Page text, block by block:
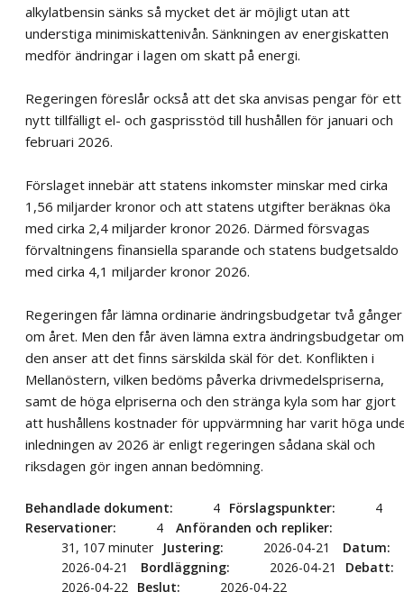
alkylatbensin sänks så mycket det är möjligt utan att
understiga minimiskattenivån. Sänkningen av energiskatten
medför ändringar i lagen om skatt på energi.
Regeringen föreslår också att det ska anvisas pengar för ett
nytt tillfälligt el- och gasprisstöd till hushållen för januari och
februari 2026.
Förslaget innebär att statens inkomster minskar med cirka
1,56 miljarder kronor och att statens utgifter beräknas öka
med cirka 2,4 miljarder kronor 2026. Därmed försvagas
förvaltningens finansiella sparande och statens budgetsaldo
med cirka 4,1 miljarder kronor 2026.
Regeringen får lämna ordinarie ändringsbudgetar två gånger
om året. Men den får även lämna extra ändringsbudgetar om
den anser att det finns särskilda skäl för det. Konflikten i
Mellanöstern, vilken bedöms påverka drivmedelspriserna,
samt de höga elpriserna och den stränga kyla som har gjort
att hushållens kostnader för uppvärmning har varit höga
inledningen av 2026 är enligt regeringen sådana skäl och
riksdagen gör ingen annan bedömning.
Behandlade dokument 4 Förslagspunkter
4
Reservationer
4
Anföranden och repliker
31, 107 minuter
Justering 2026-04-21
Datum
2026-04-21
Bordläggning 2026-04-21
Debatt
2026-04-22
Beslut 2026-04-22